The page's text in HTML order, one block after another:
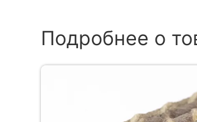
Подробнее о